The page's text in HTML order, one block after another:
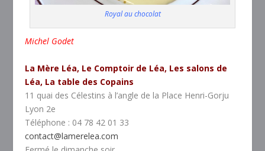
Royal au chocolat
Michel Godet
La Mère Léa, Le Comptoir de Léa, Les salons de
Léa, La table des Copains
11 quai des Célestins à l’angle de la Place Henri-Gorju
Lyon 2e
Téléphone : 04 78 42 01 33
contact@lamerelea.com